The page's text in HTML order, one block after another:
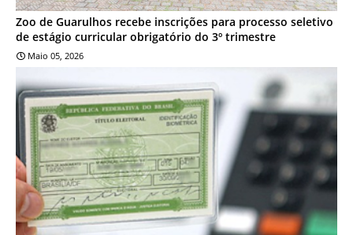
Zoo de Guarulhos recebe inscrições para processo seletivo
de estágio curricular obrigatório do 3º trimestre
Maio 05, 2026
NOTÍCIA